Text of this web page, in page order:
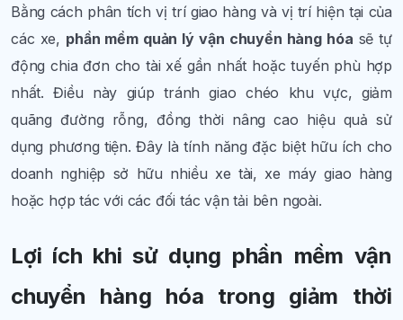
Bằng cách phân tích vị trí giao hàng và vị trí hiện tại của
các xe, phần mềm quản lý vận chuyển hàng hóa sẽ tự
động chia đơn cho tài xế gần nhất hoặc tuyến phù hợp
nhất. Điều này giúp tránh giao chéo khu vực, giảm
quãng đường rỗng, đồng thời nâng cao hiệu quả sử
dụng phương tiện. Đây là tính năng đặc biệt hữu ích cho
doanh nghiệp sở hữu nhiều xe tài, xe máy giao hàng
hoặc hợp tác với các đối tác vận tải bên ngoài.
Lợi ích khi sử dụng phần mềm vận
chuyển hàng hóa trong giảm thời